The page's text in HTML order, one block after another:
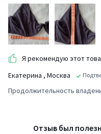
Я рекомендую этот
Екатерина , Москва
Продолжительность
Отзыв был